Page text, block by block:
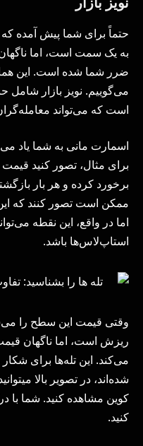
حتماً برای شما پیش آمده
به یک سمت است، اما
ضرر شما شده است. این
می‌گوییم. نویز بازار
است که می‌تواند
اسمارت مانی به شما یاد
برای مثال، تصور کنید
برخورد کرده و هر بار
ممکن است تصور کنند که
اما در واقع، این نقطه
استاپ‌لاس‌ها باشد.
وقتی قیمت این سطح را
ریزش است، اما ناگهان
می‌کند. این تله‌ها برای
شده‌اند، در تصویر بالا
کوین مشاهده کنید. شما با
کنید.